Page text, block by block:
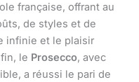
française, offrant au
de styles et de
infinie et le plaisir
le Prosecco, avec
a réussi le pari de